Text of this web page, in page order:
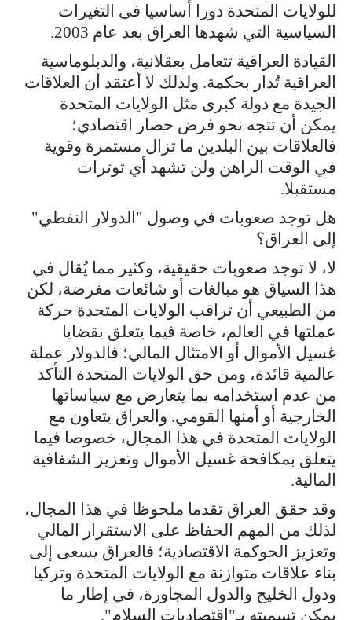
للولايات المتحدة دورا أساسيا في التغيرات
السياسية التي شهدها العراق بعد عام 2003.
القيادة العراقية تتعامل بعقلانية، والدبلوماسية
العراقية تُدار بحكمة. ولذلك لا أعتقد أن العلاقات
الجيدة مع دولة كبرى مثل الولايات المتحدة
يمكن أن تتجه نحو فرض حصار اقتصادي؛
فالعلاقات بين البلدين ما تزال مستمرة وقوية
في الوقت الراهن ولن تشهد أي توترات
مستقبلا.
هل توجد صعوبات في وصول "الدولار النفطي"
إلى العراق؟
لا، لا توجد صعوبات حقيقية، وكثير مما يُقال في
هذا السياق هو مبالغات أو شائعات مغرضة، لكن
من الطبيعي أن تراقب الولايات المتحدة حركة
عملتها في العالم، خاصة فيما يتعلق بقضايا
غسيل الأموال أو الامتثال المالي؛ فالدولار عملة
عالمية قائدة، ومن حق الولايات المتحدة التأكد
من عدم استخدامه بما يتعارض مع سياساتها
الخارجية أو أمنها القومي. والعراق يتعاون مع
الولايات المتحدة في هذا المجال، خصوصا فيما
يتعلق بمكافحة غسيل الأموال وتعزيز الشفافية
المالية.
وقد حقق العراق تقدما ملحوظا في هذا المجال،
لذلك من المهم الحفاظ على الاستقرار المالي
وتعزيز الحوكمة الاقتصادية؛ فالعراق يسعى إلى
بناء علاقات متوازنة مع الولايات المتحدة وتركيا
ودول الخليج والدول المجاورة، في إطار ما
يمكن تسميته بـ"اقتصاديات السلام".